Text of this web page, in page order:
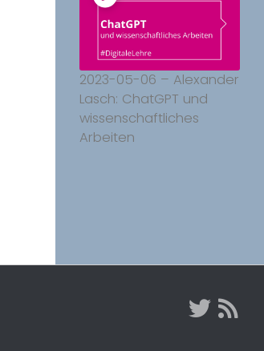
2023-05-06 – Alexander
Lasch: ChatGPT und
wissenschaftliches
Arbeiten